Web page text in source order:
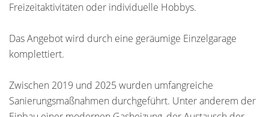
Freizeitaktivitäten oder individuelle Hobbys.
Das Angebot wird durch eine geräumige Einzelgarage
komplettiert.
Zwischen 2019 und 2025 wurden umfangreiche
Sanierungsmaßnahmen durchgeführt. Unter anderem der